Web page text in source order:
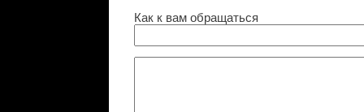
Как к вам обращаться